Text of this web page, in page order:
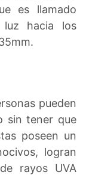
es llamado
hacia los
pueden
sin tener que
poseen un
logran
rayos UVA